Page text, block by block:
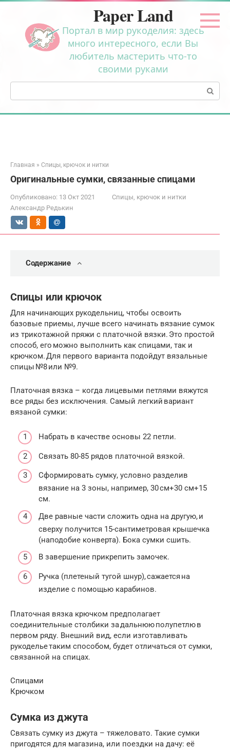
Перейти
контенту
Paper Land
Портал в мир рукоделия: здесь
много интересного, если Вы
любитель мастерить что-то
своими руками
Поиск:
Главная » Спицы, крючок и нитки
Оригинальные сумки, связанные спицами
Опубликовано: 13 Окт 2021
Спицы, крючок и нитки
Александр Редькин
Содержание
Спицы или крючок
Для начинающих рукодельниц, чтобы освоить
базовые приемы, лучше всего начинать вязание сумок
из трикотажной пряжи с платочной вязки. Это простой
способ, его можно выполнить как спицами, так и
крючком. Для первого варианта подойдут вязальные
спицы №8 или №9.
Платочная вязка – когда лицевыми петлями вяжутся
все ряды без исключения. Самый легкий вариант
вязаной сумки:
Набрать в качестве основы 22 петли.
Связать 80-85 рядов платочной вязкой.
Сформировать сумку, условно разделив
вязание на 3 зоны, например, 30 см+30 см+15
см.
Две равные части сложить одна на другую, и
сверху получится 15-сантиметровая крышечка
(наподобие конверта). Бока сумки сшить.
В завершение прикрепить замочек.
Ручка (плетеный тугой шнур), сажается на
изделие с помощью карабинов.
Платочная вязка крючком предполагает
соединительные столбики за дальнюю полупетлю в
первом ряду. Внешний вид, если изготавливать
рукоделье таким способом, будет отличаться от сумки,
связанной на спицах.
Спицами
Крючком
Сумка из джута
Связать сумку из джута – тяжеловато. Такие сумки
пригодятся для магазина, или поездки на дачу: её